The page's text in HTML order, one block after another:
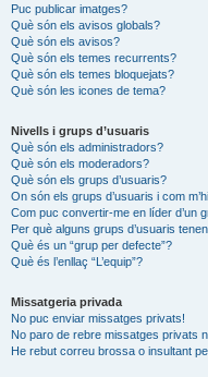
Puc publicar imatges?
Què són els avisos globals?
Què són els avisos?
Què són els temes recurrents?
Què són els temes bloquejats?
Què són les icones de tema?
Nivells i grups d’usuaris
Què són els administradors?
Què són els moderadors?
Què són els grups d’usuaris?
On són els grups d’usuaris i com
Com puc convertir-me en líder d’un
Per què alguns grups d’usuaris
Què és un “grup per defecte”?
Què és l’enllaç “L’equip”?
Missatgeria privada
No puc enviar missatges privats!
No paro de rebre missatges privats
He rebut correu brossa o insultant